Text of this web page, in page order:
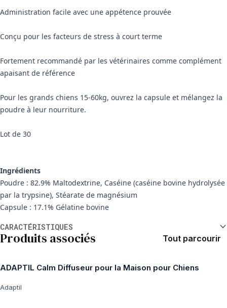
Administration facile avec une appétence prouvée
Conçu pour les facteurs de stress à court terme
Fortement recommandé par les vétérinaires comme complément
apaisant de référence
Pour les grands chiens 15-60kg, ouvrez la capsule et mélangez la
poudre à leur nourriture.
Lot de 30
Ingrédients
Poudre : 82.9% Maltodextrine, Caséine (caséine bovine hydrolysée
par la trypsine), Stéarate de magnésium
Capsule : 17.1% Gélatine bovine
CARACTÉRISTIQUES
Produits associés Tout parcourir
ADAPTIL Calm Diffuseur pour la Maison pour Chiens
Adaptil